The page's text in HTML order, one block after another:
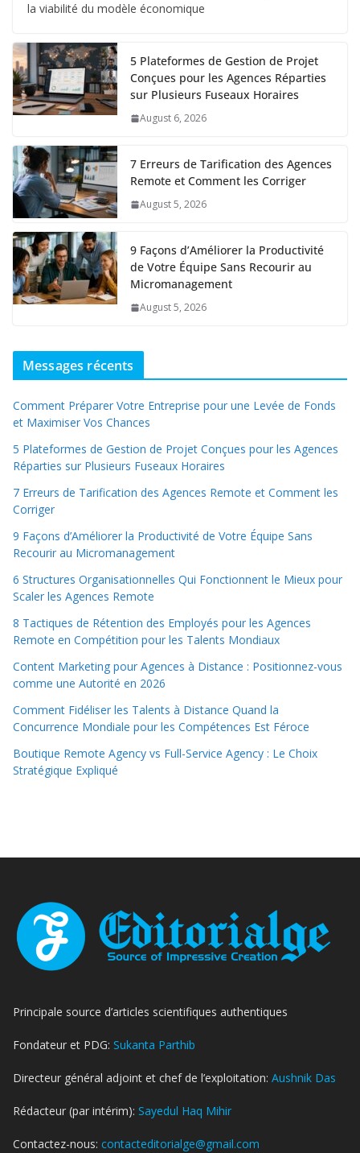
la viabilité du modèle économique
5 Plateformes de Gestion de Projet
Conçues pour les Agences Réparties
sur Plusieurs Fuseaux Horaires
August 6, 2026
7 Erreurs de Tarification des Agences
Remote et Comment les Corriger
August 5, 2026
9 Façons d’Améliorer la Productivité
de Votre Équipe Sans Recourir au
Micromanagement
August 5, 2026
Messages récents
Comment Préparer Votre Entreprise pour une Levée de Fonds
et Maximiser Vos Chances
5 Plateformes de Gestion de Projet Conçues pour les Agences
Réparties sur Plusieurs Fuseaux Horaires
7 Erreurs de Tarification des Agences Remote et Comment les
Corriger
9 Façons d’Améliorer la Productivité de Votre Équipe Sans
Recourir au Micromanagement
6 Structures Organisationnelles Qui Fonctionnent le Mieux pour
Scaler les Agences Remote
8 Tactiques de Rétention des Employés pour les Agences
Remote en Compétition pour les Talents Mondiaux
Content Marketing pour Agences à Distance : Positionnez-vous
comme une Autorité en 2026
Comment Fidéliser les Talents à Distance Quand la
Concurrence Mondiale pour les Compétences Est Féroce
Boutique Remote Agency vs Full-Service Agency : Le Choix
Stratégique Expliqué
Principale source d’articles scientifiques authentiques
Fondateur et PDG: Sukanta Parthib
Directeur général adjoint et chef de l’exploitation: Aushnik Das
Rédacteur (par intérim): Sayedul Haq Mihir
Contactez-nous: contacteditorialge@gmail.com